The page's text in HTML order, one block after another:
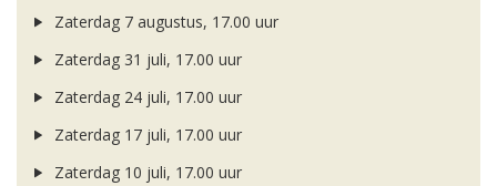
Zaterdag 7 augustus, 17.00 uur
Zaterdag 31 juli, 17.00 uur
Zaterdag 24 juli, 17.00 uur
Zaterdag 17 juli, 17.00 uur
Zaterdag 10 juli, 17.00 uur